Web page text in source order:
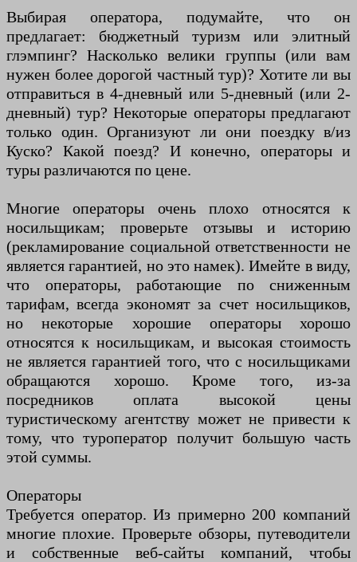
Выбирая оператора, подумайте, что он
предлагает: бюджетный туризм или элитный
глэмпинг? Насколько велики группы (или вам
нужен более дорогой частный тур)? Хотите ли вы
отправиться в 4-дневный или 5-дневный (или 2-
дневный) тур? Некоторые операторы предлагают
только один. Организуют ли они поездку в/из
Куско? Какой поезд? И конечно, операторы и
туры различаются по цене.
Многие операторы очень плохо относятся к
носильщикам; проверьте отзывы и историю
(рекламирование социальной ответственности не
является гарантией, но это намек). Имейте в виду,
что операторы, работающие по сниженным
тарифам, всегда экономят за счет носильщиков,
но некоторые хорошие операторы хорошо
относятся к носильщикам, и высокая стоимость
не является гарантией того, что с носильщиками
обращаются хорошо. Кроме того, из-за
посредников оплата высокой цены
туристическому агентству может не привести к
тому, что туроператор получит большую часть
этой суммы.
Операторы
Требуется оператор. Из примерно 200 компаний
многие плохие. Проверьте обзоры, путеводители
и собственные веб-сайты компаний, чтобы